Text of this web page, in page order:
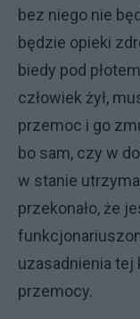
bez niego nie
będzie opieki
biedy pod
człowiek żył,
przemoc i go
bo sam, czy w
w stanie
przekonało, że
uzasadnienia
przemocy.